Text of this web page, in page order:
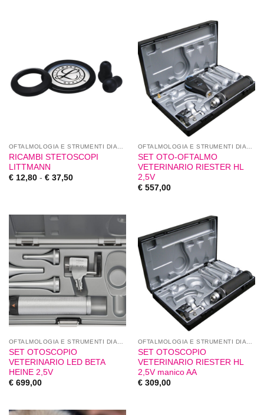
OFTALMOLOGIA E STRUMENTI DIAGNOSTICI
RICAMBI STETOSCOPI
LITTMANN
€12,80 - €37,50
OFTALMOLOGIA E STRUMENTI DIAGNOSTICI
SET OTO-OFTALMO
VETERINARIO RIESTER HL
2,5V
€557,00
SET OTOSCOPIO
VETERINARIO LED BETA
HEINE 2,5V
€699,00
SET OTOSCOPIO
VETERINARIO RIESTER HL
2,5V manico AA
€309,00